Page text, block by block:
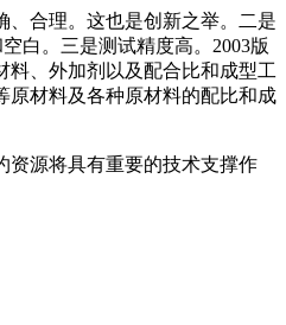
合理。这也是创新之举。二是
白。三是测试精度高。2003版
料、外加剂以及配合比和成型工
原材料及各种原材料的配比和成
源将具有重要的技术支撑作